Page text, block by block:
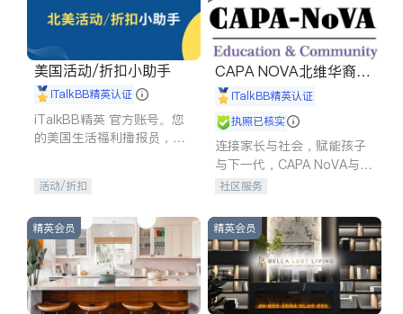
美国活动/折扣小助手
iTalkBB精英认证
iTalkBB精英 官方账号。您
的美国生活福利播报员，精
专属福利。
活动/折扣
CAPA NOVA北维华裔家
长会iTalkBB精英认证
执照已核实
连接家长与社会，赋能孩子
与下一代，CAPA NoVA与您
携手建设包容、公平、充满
社区服务
精英会员 精英会员